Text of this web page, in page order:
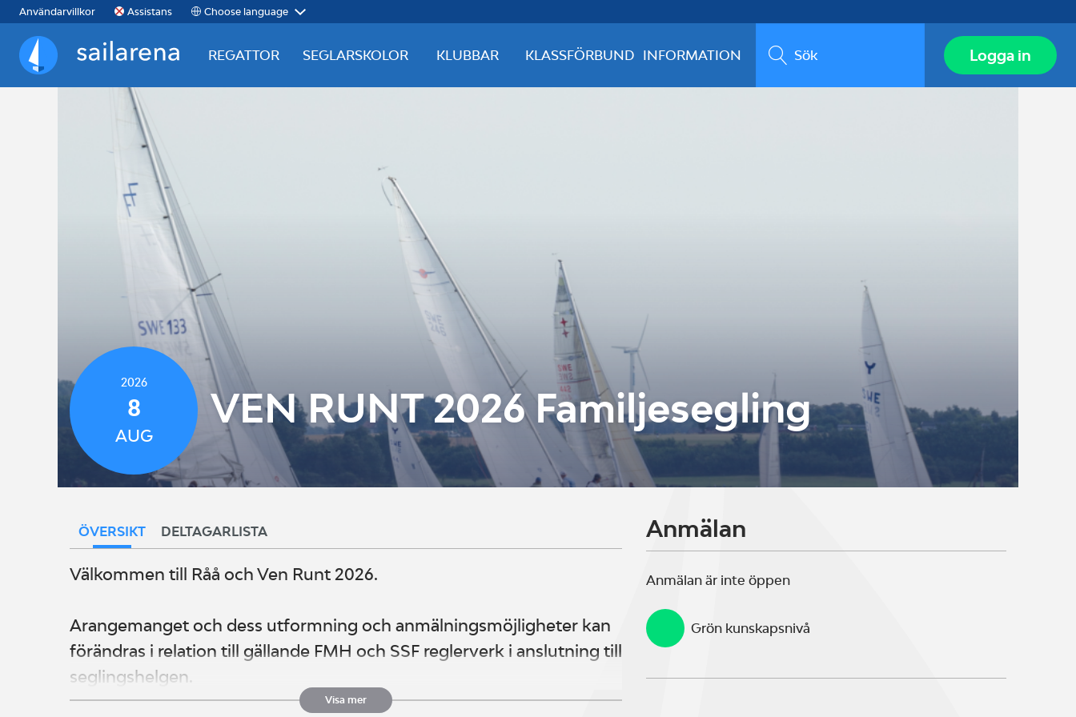
Användarvillkor Assistans Choose language
Sailarena
REGATTOR SEGLARSKOLOR KLUBBAR KLASSFÖRBUND INFORMATION Sök Logga in
2026
8
AUG
VEN RUNT 2026 Familjesegling
ÖVERSIKT DELTAGARLISTA
Välkommen till Råå och Ven Runt 2026.
Arangemanget och dess utformning och anmälningsmöjligheter kan
förändras i relation till gällande FMH och SSF reglerverk i anslutning till
seglingshelgen.
Visa mer
Anmälan
Anmälan är inte öppen
Grön kunskapsnivå